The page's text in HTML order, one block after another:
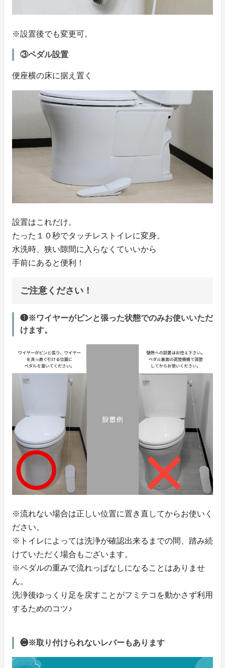
※設置後でも変更可。
③ペダル設置
便座横の床に据え置く
設置はこれだけ。
たった１０秒でタッチレストイレに変身。
水洗時、狭い隙間に入らなくていいから
手前にあると便利！
ご注意ください！
❶※ワイヤーがピンと張った状態でのみお使いいただ
けます。
※流れない場合は正しい位置に置き直してからお使いく
ださい。
※トイレによっては洗浄が確認出来るまでの間、踏み続
けていただく場合もございます。
※ペダルの重みで流れっぱなしになることはありませ
ん。
洗浄後ゆっくり足を戻すことがフミテコを動かさず利用
するためのコツ♪
❷※取り付けられないレバーもあります